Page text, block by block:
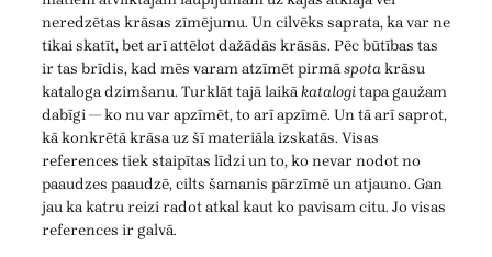
neredzētas krāsas zīmējumu. Un cilvēks saprata, ka var ne
tikai skatīt, bet arī attēlot dažādās krāsās. Pēc būtības tas
ir tas brīdis, kad mēs varam atzīmēt pirmāspotakrāsu
kataloga dzimšanu. Turklāt tajā laikākatalogitapa gaužam
dabīgi — ko nu var apzīmēt, to arī apzīmē. Un tā arī saprot,
kā konkrētā krāsa uz šī materiāla izskatās. Visas
references tiek staipītas līdzi un to, ko nevar nodot no
paaudzes paaudzē, cilts šamanis pārzīmē un atjauno. Gan
jau ka katru reizi radot atkal kaut ko pavisam citu. Jo visas
references ir galvā.